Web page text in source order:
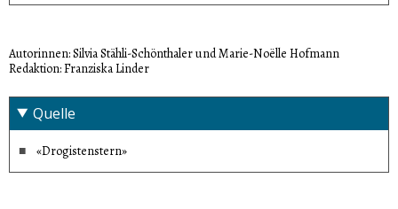
Autorinnen: Silvia Stähli-Schönthaler und Marie-Noëlle Hofmann
Redaktion: Franziska Linder
Quelle
«Drogistenstern»